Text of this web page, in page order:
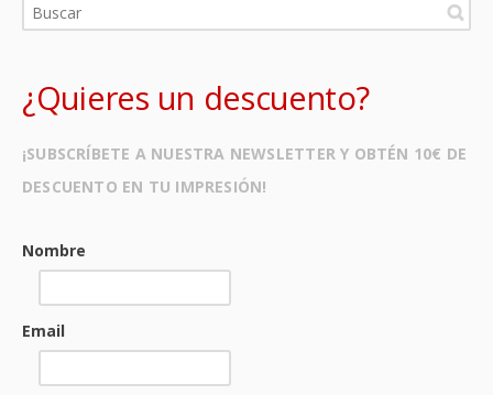
¿Quieres un descuento?
¡SUBSCRÍBETE A NUESTRA NEWSLETTER Y OBTÉN 10€ DE
DESCUENTO EN TU IMPRESIÓN!
Nombre
Email